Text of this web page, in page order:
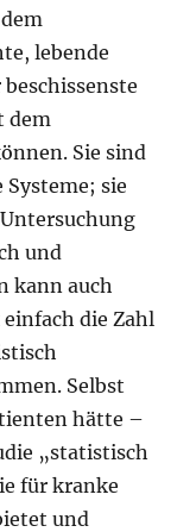
lebende
dem
Sie sind
sie
und
kann auch
die Zahl
Selbst
hätte –
„statistisch
für kranke
und